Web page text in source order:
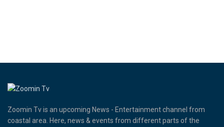
Zoomin Tv is an upcoming News - Entertainment channel from
coastal area. Here, news & events from different parts of the